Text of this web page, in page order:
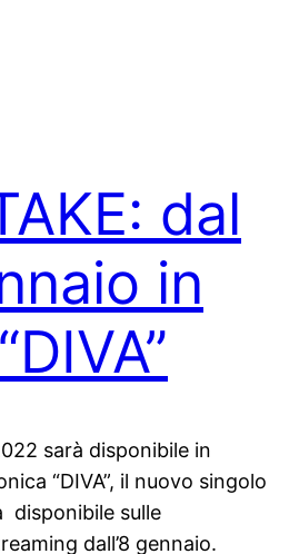
dal
in
sarà disponibile in
“DIVA”, il nuovo singolo
disponibile sulle
dall’8 gennaio.